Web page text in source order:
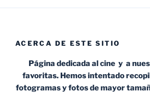
ACERCA DE ESTE SITIO
Página dedicada al cine y a
favoritas. Hemos intentado
fotogramas y fotos de mayor